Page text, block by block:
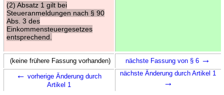
(2) Absatz 1 gilt bei
Steueranmeldungen nach § 90
Abs. 3 des
Einkommensteuergesetzes
entsprechend.
(keine frühere Fassung vorhanden) nächste Fassung von § 6 →
← vorherige Änderung durch
Artikel 1
nächste Änderung durch Artikel 1
→